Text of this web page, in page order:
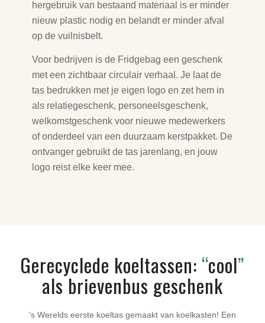
hergebruik van bestaand materiaal is er minder
nieuw plastic nodig en belandt er minder afval
op de vuilnisbelt.
Voor bedrijven is de Fridgebag een geschenk
met een zichtbaar circulair verhaal. Je laat de
tas bedrukken met je eigen logo en zet hem in
als relatiegeschenk, personeelsgeschenk,
welkomstgeschenk voor nieuwe medewerkers
of onderdeel van een duurzaam kerstpakket. De
ontvanger gebruikt de tas jarenlang, en jouw
logo reist elke keer mee.
Gerecyclede koeltassen: “cool”
als brievenbus geschenk
‘s Werelds eerste koeltas gemaakt van koelkasten! Een